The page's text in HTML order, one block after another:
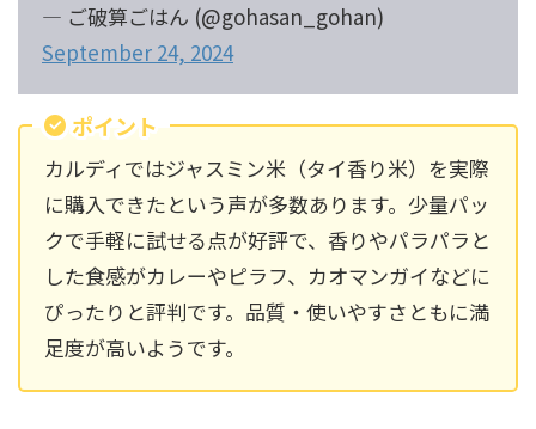
— ご破算ごはん (@gohasan_gohan)
September 24, 2024
ポイント
カルディではジャスミン米（タイ香り米）を実際
に購入できたという声が多数あります。少量パッ
クで手軽に試せる点が好評で、香りやパラパラと
した食感がカレーやピラフ、カオマンガイなどに
ぴったりと評判です。品質・使いやすさともに満
足度が高いようです。